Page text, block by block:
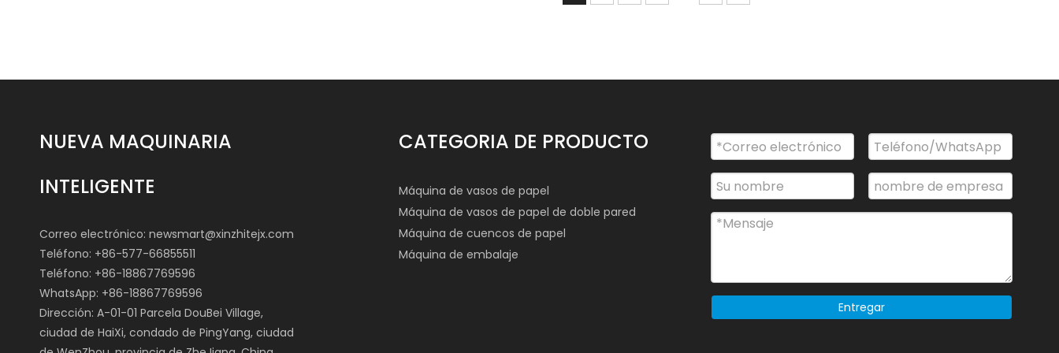
NUEVA MAQUINARIA
INTELIGENTE
Correo electrónico: newsmart@xinzhitejx.com
Teléfono: +86-577-66855511
Teléfono: +86-18867769596
WhatsApp: +86-18867769596
Dirección: A-01-01 Parcela DouBei Village,
ciudad de HaiXi, condado de PingYang, ciudad
CATEGORIA DE PRODUCTO
Máquina de vasos de papel
Máquina de vasos de papel de doble pared
Máquina de cuencos de papel
Máquina de embalaje
Entregar